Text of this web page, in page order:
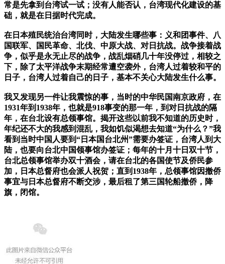
常是先拿到台湾试一试；没有人能否认，台湾现代化建设的基
础，就是在日据时代完成。
在日本殖民统治台湾同时，大陆发生哪些事：义和团事件、八
国联军、国民革命、北伐、中原大战、对日抗战。战争接着战
争，似乎是永无止尽的战争，战乱烟硝几十年没停过，相较之
下，除了太平洋战争末期经常遭空袭外，台湾人过着较和平的
日子，台湾人过着自己的日子，基本不关心大陆发生什么事。
我又发现另一件让我震惊的事，当时的中华民国南京政府，在
1931年到1938年，也就是918事变的那一年，到对日抗战的隔
年，在台北设有总领事馆。揭开这些以前我不知道的历史时，
年纪还不大的我感到混乱，我如饥似渴想去知道“为什么？”我
看到当时中国人要到“日本国台北州”需要办签证，台湾人到大
陆，也要向台北中国领事馆办签证；每年的十月十日双十节，
台北总领事馆举办双十酒会，请在台北的各国使节及侨民参
加，日本总督府也会派人祝贺；直到1938年，总领事馆因撤侨
事宜与日本总督府不断交涉，最后租了第三国轮船撤侨，降
旗，闭馆。